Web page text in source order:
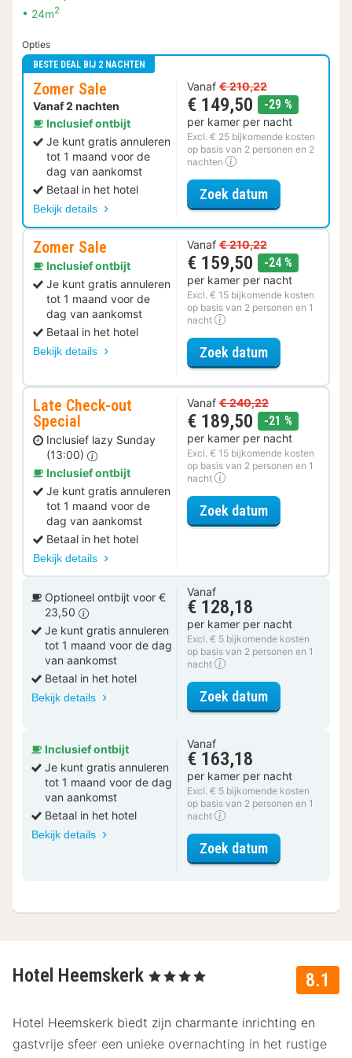
24m2
Opties
BESTE DEAL BIJ 2 NACHTEN
Zomer Sale
Vanaf 2 nachten
Inclusief ontbijt
Je kunt gratis annuleren
tot 1 maand voor de
dag van aankomst
Betaal in het hotel
Bekijk details
Vanaf € 210,22
€ 149,50 -29 %
per kamer per nacht
Excl. € 25 bijkomende kosten
op basis van 2 personen en 2
nachten
Zoek datumvoor Zomer
Zomer Sale
Inclusief ontbijt
Je kunt gratis annuleren
tot 1 maand voor de
dag van aankomst
Betaal in het hotel
Bekijk details
Vanaf € 210,22
€ 159,50 -24 %
per kamer per nacht
Excl. € 15 bijkomende kosten
op basis van 2 personen en 1
nacht
Zoek datumvoor Zomer
Late Check-out
Special
Inclusief lazy Sunday
(13:00)
Inclusief ontbijt
Je kunt gratis annuleren
tot 1 maand voor de
dag van aankomst
Betaal in het hotel
Bekijk details
Vanaf € 240,22
€ 189,50 -21 %
per kamer per nacht
Excl. € 15 bijkomende kosten
op basis van 2 personen en 1
nacht
Zoek datumvoor Late
Optioneel ontbijt voor €
23,50
Je kunt gratis annuleren
tot 1 maand voor de dag
van aankomst
Betaal in het hotel
Bekijk details
Vanaf
€ 128,18
per kamer per nacht
Excl. € 5 bijkomende kosten
op basis van 2 personen en 1
nacht
Zoek datumvoor Comfort
Inclusief ontbijt
Je kunt gratis annuleren
tot 1 maand voor de dag
van aankomst
Betaal in het hotel
Bekijk details
Vanaf
€ 163,18
per kamer per nacht
Excl. € 5 bijkomende kosten
op basis van 2 personen en 1
nacht
Zoek datumvoor Comfort
8.1
Hotel Heemskerk , 4 Sterren
Hotel Heemskerk biedt zijn charmante inrichting en
gastvrije sfeer een unieke overnachting in het rustige